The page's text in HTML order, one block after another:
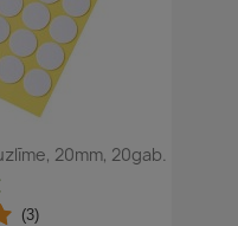
20mm, 20gab.
(3)